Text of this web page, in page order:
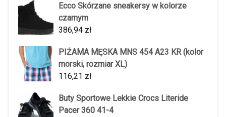
Ecco Skórzane sneakersy w kolorze
czarnym
386,94 zł
PIŻAMA MĘSKA MNS 454 A23 KR (kolor
morski, rozmiar XL)
116,21 zł
Buty Sportowe Lekkie Crocs Literide
Pacer 360 41-4